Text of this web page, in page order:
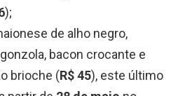
);
de alho negro,
bacon crocante e
brioche (R$ 45), este último